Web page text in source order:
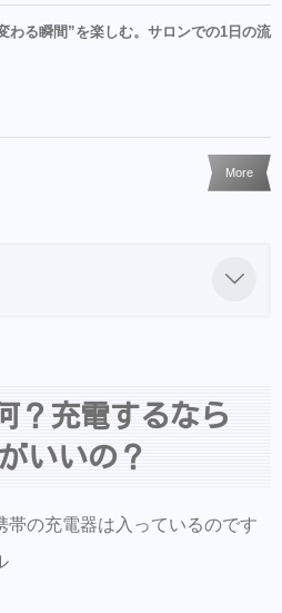
わる瞬間”を楽しむ。サロンでの1日の流
More
ヘアアクセ等はBASEでも
りました
SHARE SALON】
salon 梅田茶屋町店】
の事前登録が時短でオスス
？充電するなら
いいの？
帯の充電器は入っているのです